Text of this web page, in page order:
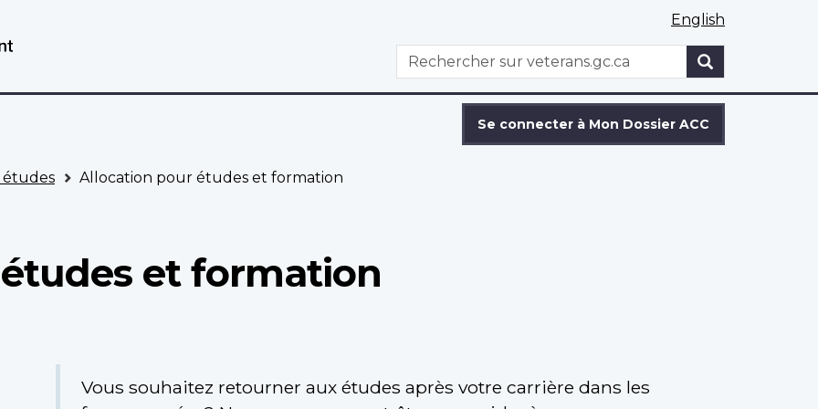
English
WxT
Search
Rechercher
Se connecter à Mon Dossier ACC
Allocation pour études et formation
et formation
Vous souhaitez retourner aux études après votre carrière dans les